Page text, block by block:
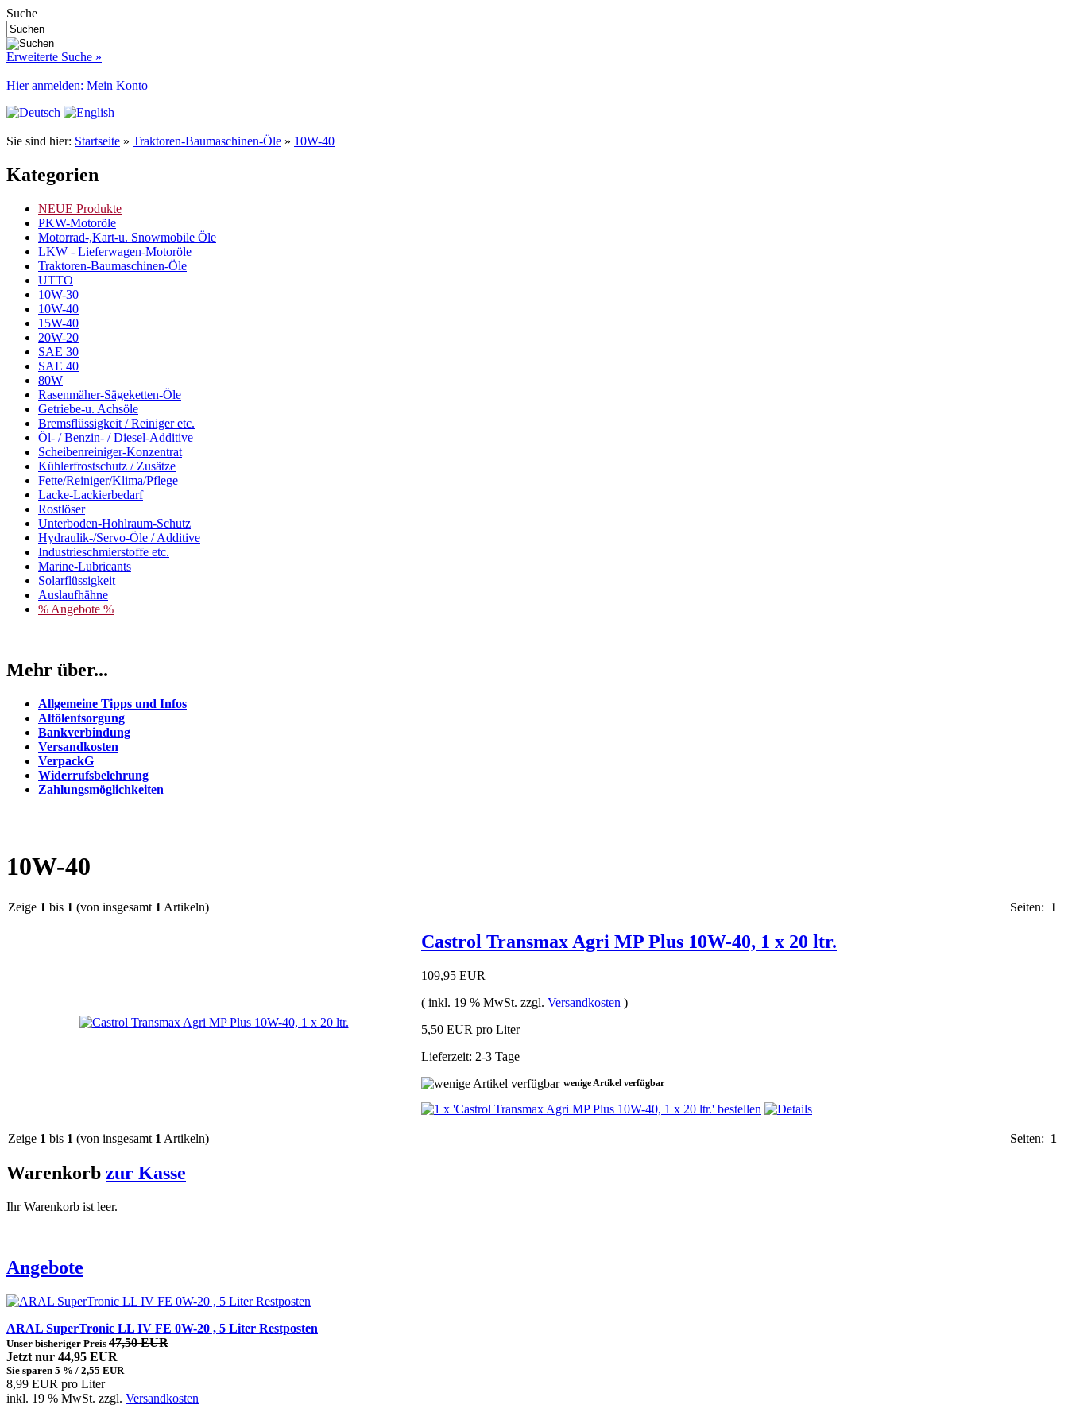
Suche
Erweiterte Suche »
Hier anmelden: Mein Konto
Sie sind hier: Startseite » Traktoren-Baumaschinen-Öle » 10W-40
Kategorien
NEUE Produkte
PKW-Motoröle
Motorrad-,Kart-u. Snowmobile Öle
LKW - Lieferwagen-Motoröle
Traktoren-Baumaschinen-Öle
UTTO
10W-30
10W-40
15W-40
20W-20
SAE 30
SAE 40
80W
Rasenmäher-Sägeketten-Öle
Getriebe-u. Achsöle
Bremsflüssigkeit / Reiniger etc.
Öl- / Benzin- / Diesel-Additive
Scheibenreiniger-Konzentrat
Kühlerfrostschutz / Zusätze
Fette/Reiniger/Klima/Pflege
Lacke-Lackierbedarf
Rostlöser
Unterboden-Hohlraum-Schutz
Hydraulik-/Servo-Öle / Additive
Industrieschmierstoffe etc.
Marine-Lubricants
Solarflüssigkeit
Auslaufhähne
% Angebote %
Mehr über...
Allgemeine Tipps und Infos
Altölentsorgung
Bankverbindung
Versandkosten
VerpackG
Widerrufsbelehrung
Zahlungsmöglichkeiten
10W-40
Zeige 1 bis 1 (von insgesamt 1 Artikeln) Seiten: 1
Castrol Transmax Agri MP Plus 10W-40, 1 x 20 ltr.
109,95 EUR
( inkl. 19 % MwSt. zzgl. Versandkosten )
5,50 EUR pro Liter
Lieferzeit: 2-3 Tage
wenige Artikel verfügbar
Zeige 1 bis 1 (von insgesamt 1 Artikeln) Seiten: 1
Warenkorb zur Kasse
Ihr Warenkorb ist leer.
Angebote
ARAL SuperTronic LL IV FE 0W-20 , 5 Liter Restposten
Unser bisheriger Preis 47,50 EUR
Jetzt nur 44,95 EUR
Sie sparen 5 % / 2,55 EUR
8,99 EUR pro Liter
inkl. 19 % MwSt. zzgl. Versandkosten